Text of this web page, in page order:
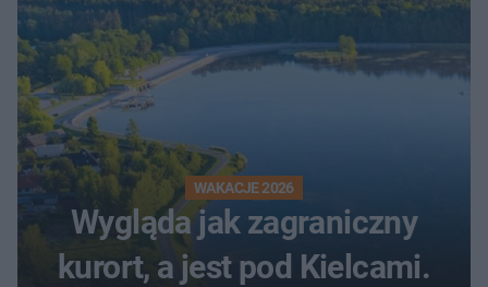
WAKACJE 2026
Wygląda jak zagraniczny
kurort, a jest pod Kielcami.